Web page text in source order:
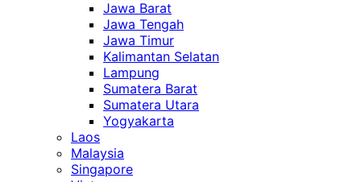
Jawa Barat
Jawa Tengah
Jawa Timur
Kalimantan Selatan
Lampung
Sumatera Barat
Sumatera Utara
Yogyakarta
Laos
Malaysia
Singapore